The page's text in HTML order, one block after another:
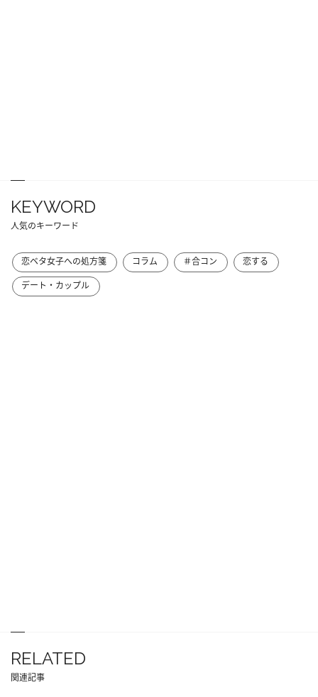
KEYWORD
人気のキーワード
恋ベタ女子への処方箋 コラム ＃合コン
恋する
デート・カップル
RELATED
関連記事